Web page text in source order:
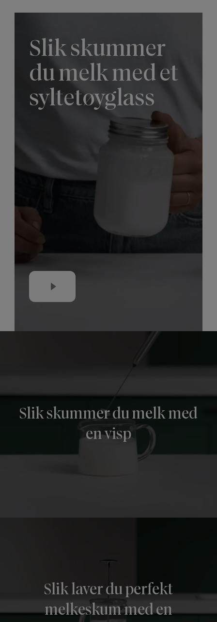
Slik skummer
du melk med et
syltetøyglass
Slik skummer du melk med
en visp
Slik laver du perfekt
melkeskum med en